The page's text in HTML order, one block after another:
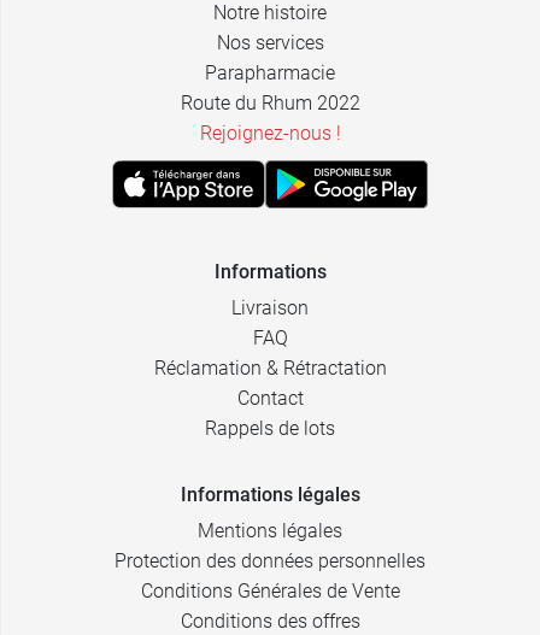
30 cm x 21
35 cm x 26
cm x 4 cm
Notre histoire
Nos services
Parapharmacie
Route du Rhum 2022
Rejoignez-nous !
Informations
Livraison
FAQ
Réclamation & Rétractation
Contact
Rappels de lots
Informations légales
Mentions légales
Protection des données personnelles
Conditions Générales de Vente
Conditions des offres